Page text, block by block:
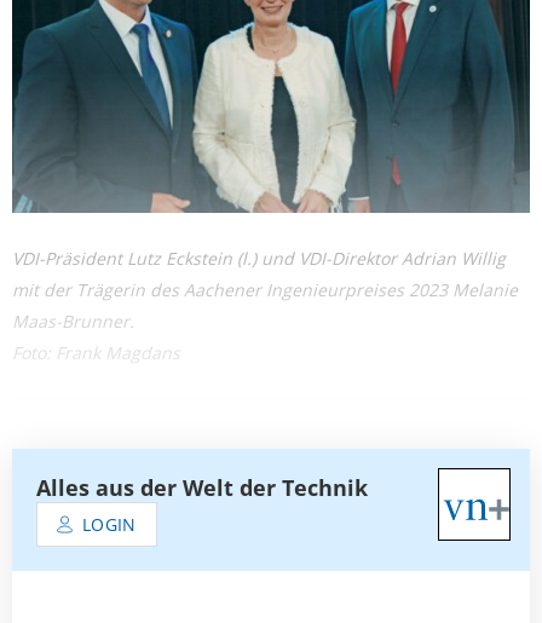
VDI-Präsident Lutz Eckstein (l.) und VDI-Direktor Adrian Willig
mit der Trägerin des Aachener Ingenieurpreises 2023 Melanie
Maas-Brunner.
Foto: Frank Magdans
Alles aus der Welt der Technik
LOGIN